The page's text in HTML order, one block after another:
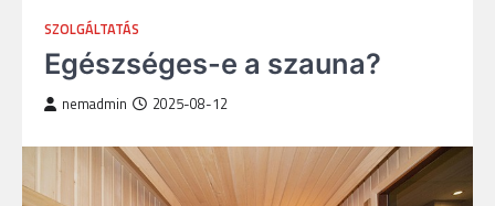
SZOLGÁLTATÁS
Egészséges-e a szauna?
nemadmin 2025-08-12